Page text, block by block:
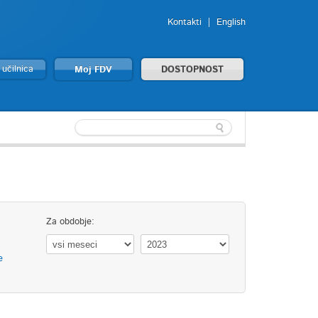
Kontakti English
učilnica Moj FDV DOSTOPNOST
Za obdobje: